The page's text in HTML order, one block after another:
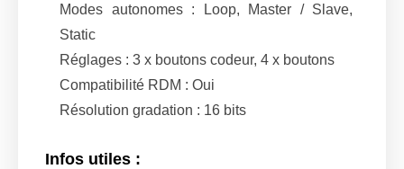
Modes autonomes : Loop, Master / Slave,
Static
Réglages : 3 x boutons codeur, 4 x boutons
Compatibilité RDM : Oui
Résolution gradation : 16 bits
Infos utiles :